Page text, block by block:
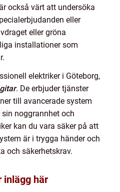
också värt att undersöka
eller
eller gröna
installationer som
elektriker i Göteborg,
. De erbjuder tjänster
till avancerade system
noggrannhet och
kan du vara säker på att
är i trygga händer och
och säkerhetskrav.
inlägg här